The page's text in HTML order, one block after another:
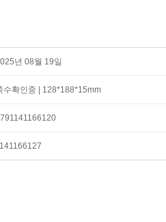
년 08월 19일
수확인중 | 128*188*15mm